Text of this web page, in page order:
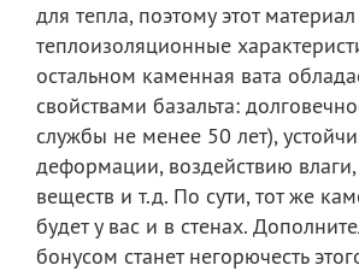
для тепла, поэтому этот
теплоизоляционные
остальном каменная вата
свойствами базальта:
службы не менее 50 лет),
деформации, воздействию
веществ и т.д. По сути, тот же
будет у вас и в стенах.
бонусом станет негорючесть